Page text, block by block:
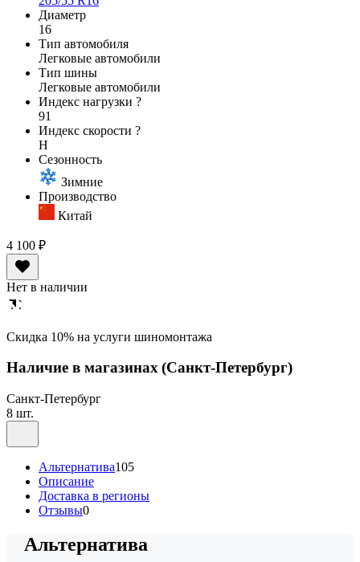
Диаметр
16
Тип автомобиля
Легковые автомобили
Тип шины
Легковые автомобили
Индекс нагрузки ?
91
Индекс скорости ?
H
Сезонность
Зимние
Производство
Китай
4 100 ₽
Нет в наличии
Cкидка 10% на услуги шиномонтажа
Наличие в магазинах(Санкт-Петербург)
Санкт-Петербург
8 шт.
Альтернатива105
Описание
Доставка в регионы
Отзывы0
Альтернатива